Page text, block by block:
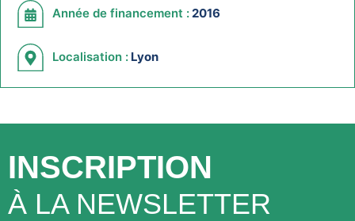
Année de financement :2016
Localisation : Lyon
INSCRIPTION
À LA NEWSLETTER